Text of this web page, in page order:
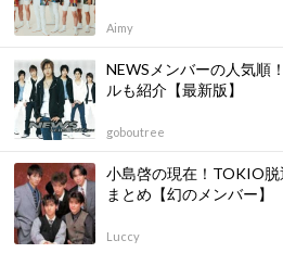
Aimy
NEWSメンバーの人気順
ルも紹介【最新版】
goboutree
小島啓の現在！TOKIO
まとめ【幻のメンバー】
Luccy